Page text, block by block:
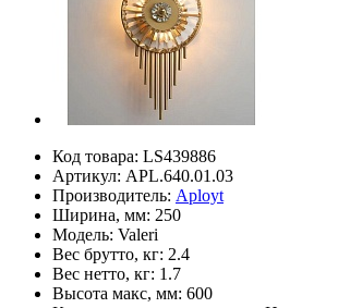
Код товара: LS439886
Артикул: APL.640.01.03
Производитель: Aployt
Ширина, мм: 250
Модель: Valeri
Вес брутто, кг: 2.4
Вес нетто, кг: 1.7
Высота макс, мм: 600